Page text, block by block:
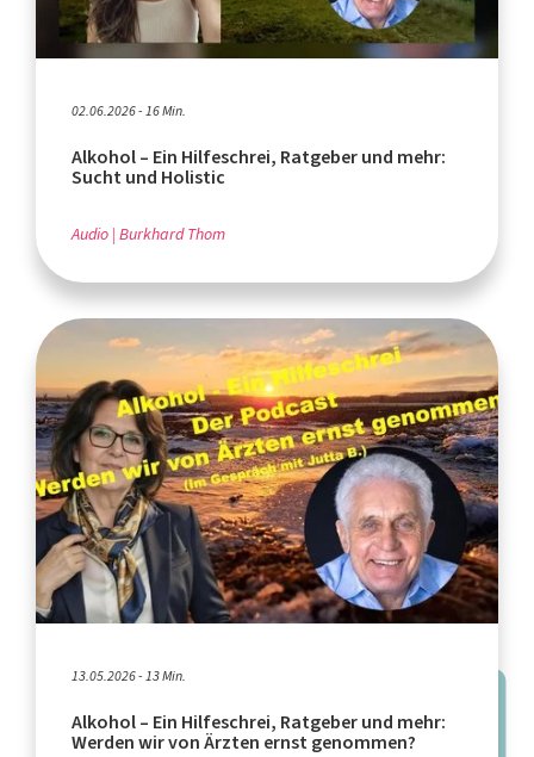
02.06.2026 - 16 Min.
Alkohol – Ein Hilfeschrei, Ratgeber und mehr:
Sucht und Holistic
Audio Burkhard Thom
13.05.2026 - 13 Min.
Alkohol – Ein Hilfeschrei, Ratgeber und mehr:
Werden wir von Ärzten ernst genommen?